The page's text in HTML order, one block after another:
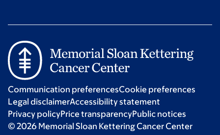
Communication preferencesCookie preferences
Legal disclaimerAccessibility statement
Privacy policyPrice transparencyPublic notices
© 2026 Memorial Sloan Kettering Cancer Center